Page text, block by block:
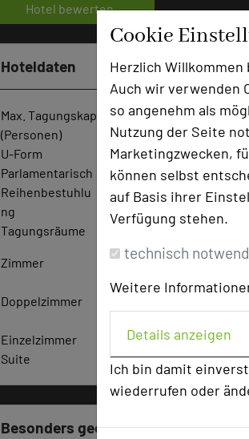
Cookie
Herzlich
Auch wir verwenden
so angenehm als
Nutzung der Seite
Marketingzwecken,
können selbst
auf Basis ihrer
Verfügung stehen.
technisch
Weitere
Details anzeigen
Ich bin damit
wiederrufen oder
Hotel bewerten
Hoteldaten
Max. Tagungskapazität
(Personen)
U-Form
40
Parlamentarisch
50
Reihenbestuhlu
ng
10
0
Tagungsräume
Zimmer
12
0
Doppelzimmer
Einzelzimmer
18
Suite
1
Besonders geeignet